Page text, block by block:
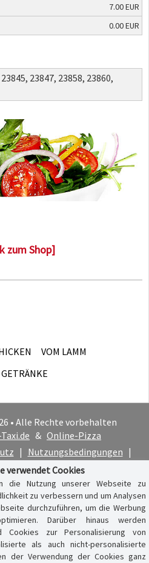
7.00 EUR
0.00 EUR
23845, 23847, 23858, 23860,
zum Shop]
VOM LAMM
GETRÄNKE
• Alle Rechte vorbehalten
& Online-Pizza
| Nutzungsbedingungen |
Hinweis
verwendet Cookies
die Nutzung unserer Webseite zu
zu verbessern und um Analysen
durchzuführen, um die Werbung
Darüber hinaus werden
Cookies zur Personalisierung von
als auch nicht-personalisierte
der Verwendung der Cookies ganz